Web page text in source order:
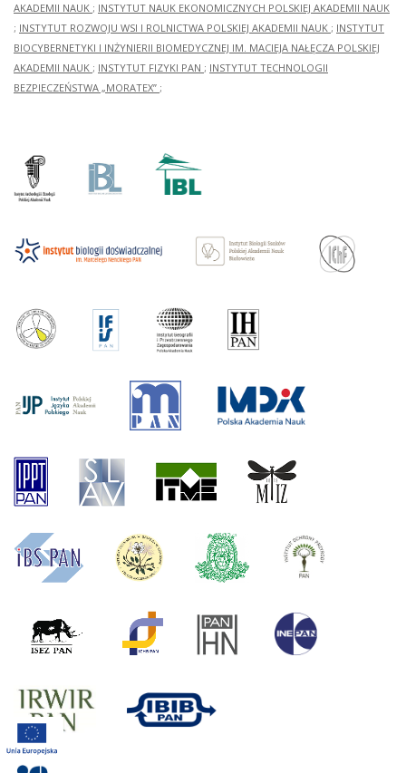
AKADEMII NAUK ; INSTYTUT NAUK EKONOMICZNYCH POLSKIEJ AKADEMII NAUK
; INSTYTUT ROZWOJU WSI I ROLNICTWA POLSKIEJ AKADEMII NAUK ; INSTYTUT
BIOCYBERNETYKI I INŻYNIERII BIOMEDYCZNEJ IM. MACIEJA NAŁĘCZA POLSKIEJ
AKADEMII NAUK ; INSTYTUT FIZYKI PAN ; INSTYTUT TECHNOLOGII
BEZPIECZEŃSTWA „MORATEX” ;